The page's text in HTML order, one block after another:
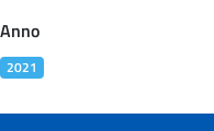
Anno
2021